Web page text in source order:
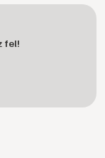
fel!